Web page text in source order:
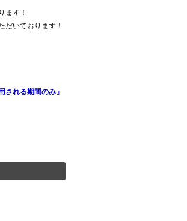
ます！
だいております！
される期間のみ」